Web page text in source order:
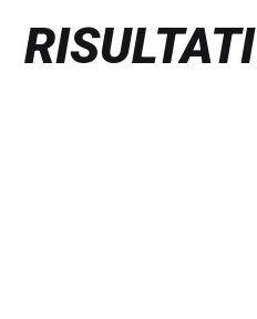
RISULTATI